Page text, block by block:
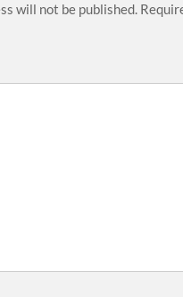
will not be published.